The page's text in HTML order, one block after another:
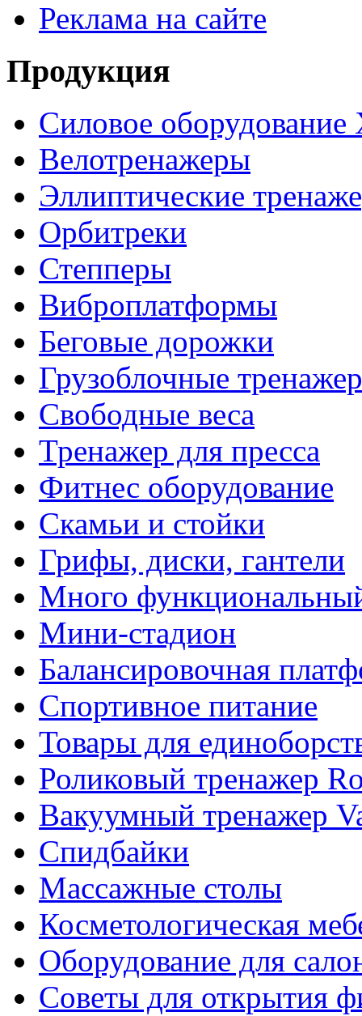
Реклама на сайте
Продукция
Силовое оборудование
Велотренажеры
Эллиптические
Орбитреки
Степперы
Виброплатформы
Беговые дорожки
Грузоблочные
Свободные веса
Тренажер для пресса
Фитнес оборудование
Скамьи и стойки
Грифы, диски, гантели
Много
Мини-стадион
Балансировочная
Спортивное питание
Товары для
Роликовый тренажер
Вакуумный тренажер
Спидбайки
Массажные столы
Косметологическая
Оборудование для
Советы для открытия